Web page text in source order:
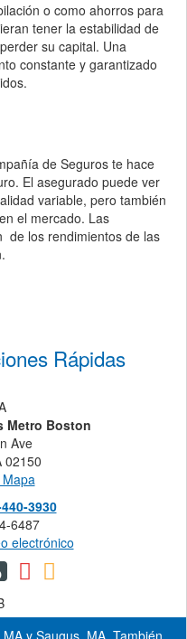
o como ahorros para
tener la estabilidad de
su capital. Una
constante y garantizado
de Seguros te hace
El asegurado puede ver
variable, pero también
el mercado. Las
de los rendimientos de las
Rápidas
Metro Boston
Ave
02150
3930
6487
electrónico